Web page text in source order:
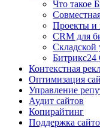
Что такое
Проекты и
СRМ для
Складской
Битрикс24
Контекстная
Оптимизация
Управление
Аудит сайтов
Копирайтинг
Поддержка